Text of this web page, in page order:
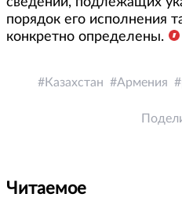
порядок его исполнения
конкретно определены.
Казахстан Армения
Читаемое